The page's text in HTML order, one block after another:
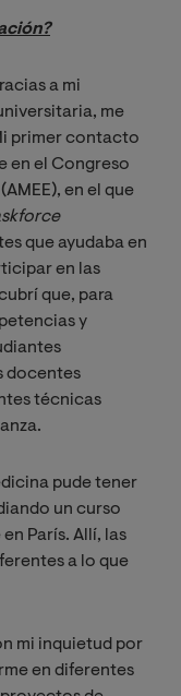
a mi
me
primer contacto
en el Congreso
en el que
que ayudaba en
en las
que, para
y
docentes
técnicas
pude tener
un curso
París. Allí, las
a lo que
mi inquietud por
en diferentes